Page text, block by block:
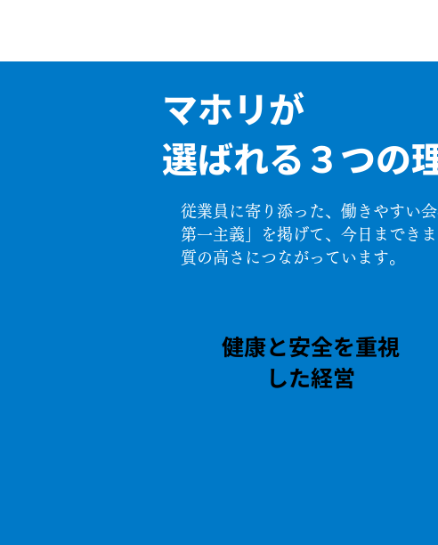
マホリが
選ばれる３つの
従業員に寄り添った、働きやすい
第一主義」を掲げて、今日までき
質の高さにつながっています。
健康と安全を重視
した経営